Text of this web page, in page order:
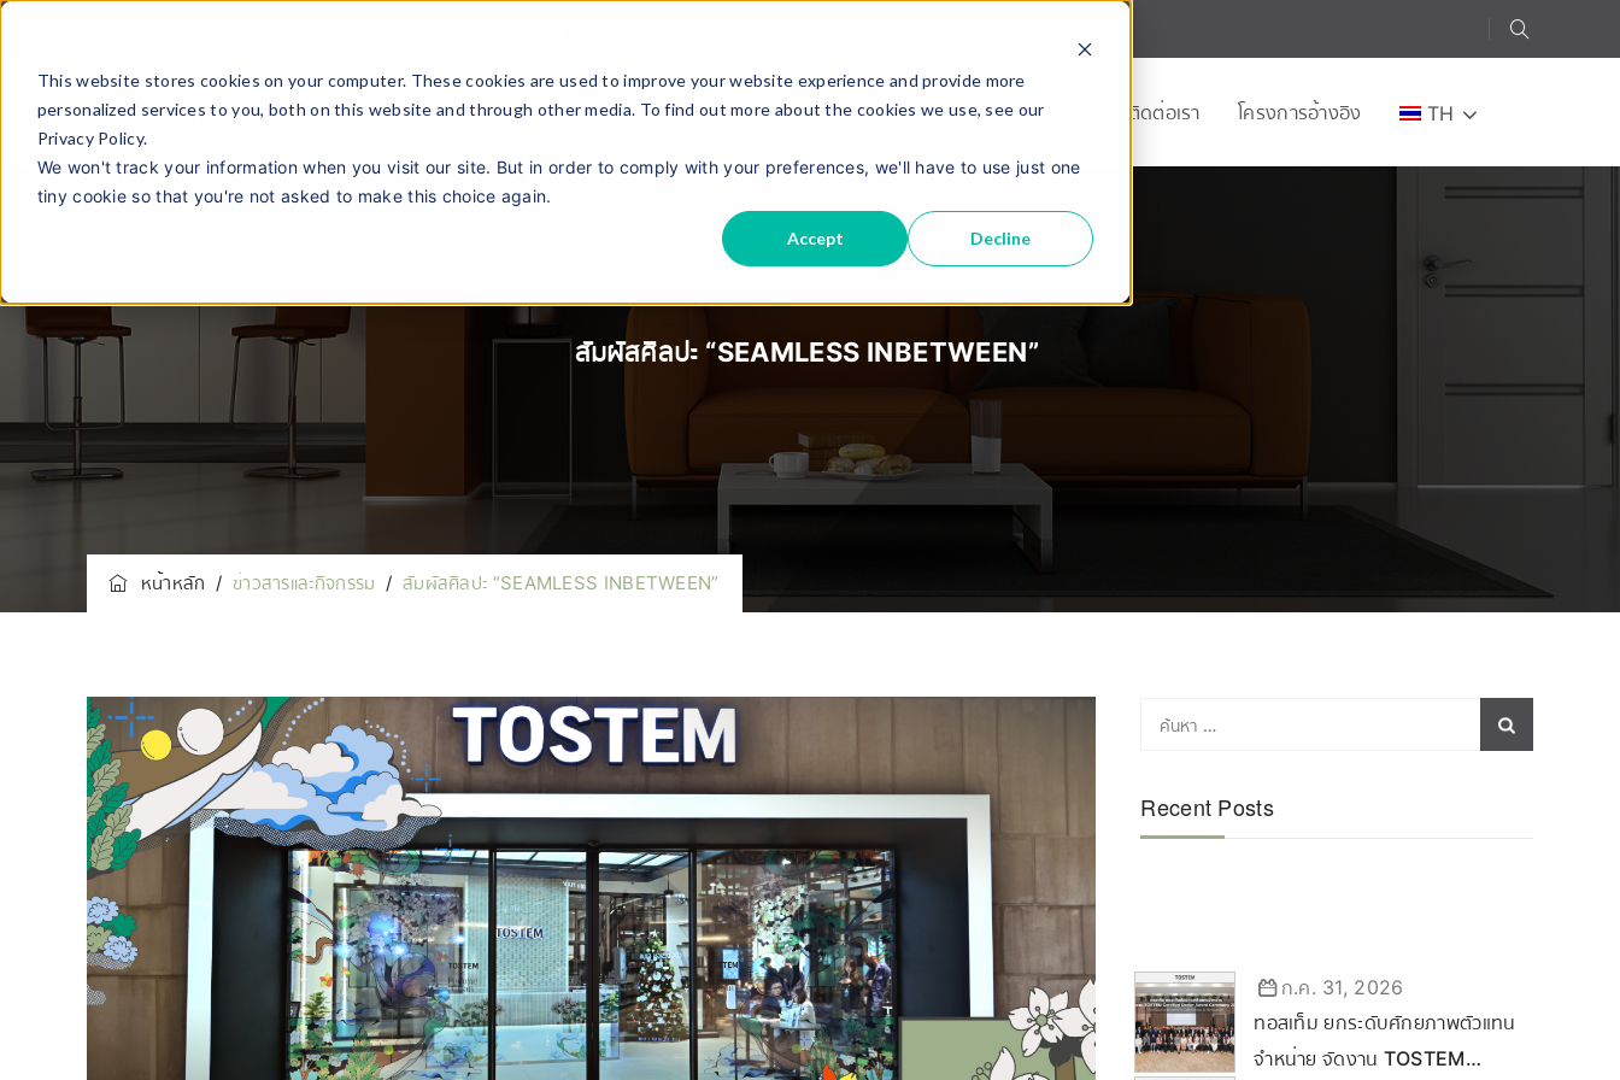
This website stores cookies on your computer. These cookies are used to improve your website experience and provide more
personalized services to you, both on this website and through other media. To find out more about the cookies we use, see our
Privacy Policy.
We won't track your information when you visit our site. But in order to comply with your preferences, we'll have to use just one
tiny cookie so that you're not asked to make this choice again.
Accept Decline
เกี่ยวกับเรา ผลิตภัณฑ์ แคตตาล็อก ติดต่อเรา โครงการอ้างอิง TH
สัมผัสศิลปะ “SEAMLESS INBETWEEN”
หน้าหลัก / ข่าวสารและกิจกรรม / สัมผัสศิลปะ “SEAMLESS INBETWEEN”
Recent Posts
ก.ค. 31, 2026
ทอสเท็ม ยกระดับศักยภาพตัวแทน
จำหน่าย จัดงาน TOSTEM